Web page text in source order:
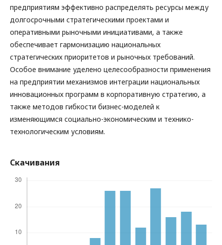
предприятиям эффективно распределять ресурсы между
долгосрочными стратегическими проектами и
оперативными рыночными инициативами, а также
обеспечивает гармонизацию национальных
стратегических приоритетов и рыночных требований.
Особое внимание уделено целесообразности применения
на предприятии механизмов интеграции национальных
инновационных программ в корпоративную стратегию, а
также методов гибкости бизнес-моделей к
изменяющимся социально-экономическим и технико-
технологическим условиям.
Скачивания